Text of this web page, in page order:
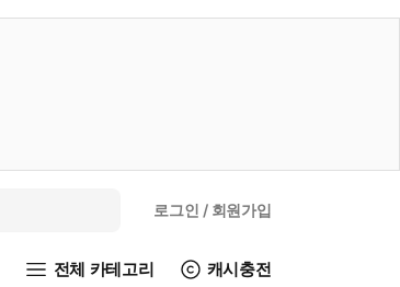
로그인 / 회원가입
전체 카테고리 캐시충전